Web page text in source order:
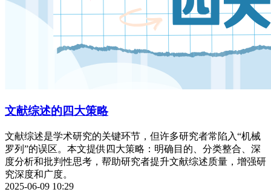
文献综述的四大策略
文献综述是学术研究的关键环节，但许多研究者常陷入“机械
罗列”的误区。本文提供四大策略：明确目的、分类整合、深
度分析和批判性思考，帮助研究者提升文献综述质量，增强研
究深度和广度。
2025-06-09 10:29